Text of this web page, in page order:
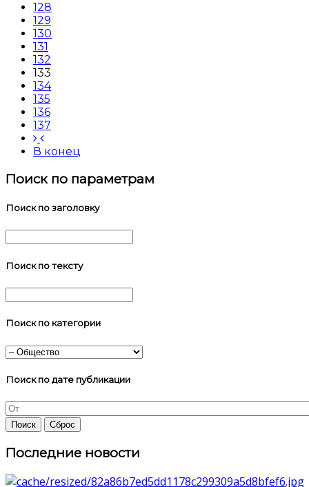
128
129
130
131
132
133
134
135
136
137
В конец
Поиск по параметрам
Поиск по заголовку
Поиск по тексту
Поиск по категории
Поиск по дате публикации
Последние новости